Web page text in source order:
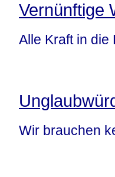
Vernünftige
Alle Kraft in die
Wir brauchen